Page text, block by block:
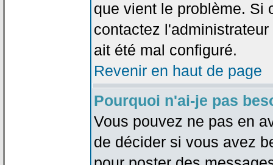
que vient le problème. Si
contactez
ait été mal configuré.
Revenir en haut de page
Pourquoi n'ai-je pas
Vous pouvez ne pas en
de décider si vous avez